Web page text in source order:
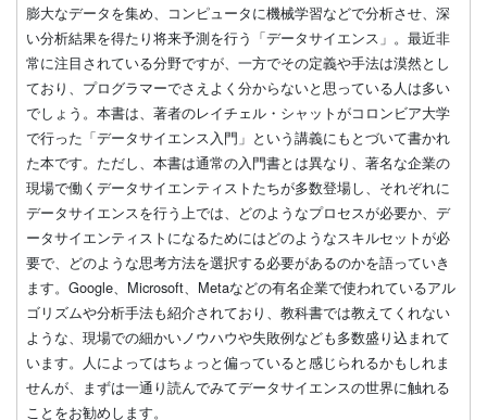
膨大なデータを集め、コンピュータに機械学習などで分析させ、深
い分析結果を得たり将来予測を行う「データサイエンス」。最近非
常に注目されている分野ですが、一方でその定義や手法は漠然とし
ており、プログラマーでさえよく分からないと思っている人は多い
でしょう。本書は、著者のレイチェル・シャットがコロンビア大学
で行った「データサイエンス入門」という講義にもとづいて書かれ
た本です。ただし、本書は通常の入門書とは異なり、著名な企業の
現場で働くデータサイエンティストたちが多数登場し、それぞれに
データサイエンスを行う上では、どのようなプロセスが必要か、デ
ータサイエンティストになるためにはどのようなスキルセットが必
要で、どのような思考方法を選択する必要があるのかを語っていき
ます。Google、Microsoft、Metaなどの有名企業で使われているアル
ゴリズムや分析手法も紹介されており、教科書では教えてくれない
ような、現場での細かいノウハウや失敗例なども多数盛り込まれて
います。人によってはちょっと偏っていると感じられるかもしれま
せんが、まずは一通り読んでみてデータサイエンスの世界に触れる
ことをお勧めします。